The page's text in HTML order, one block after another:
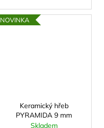
NOVINKA
Keramický hřeb
PYRAMIDA 9 mm
Skladem